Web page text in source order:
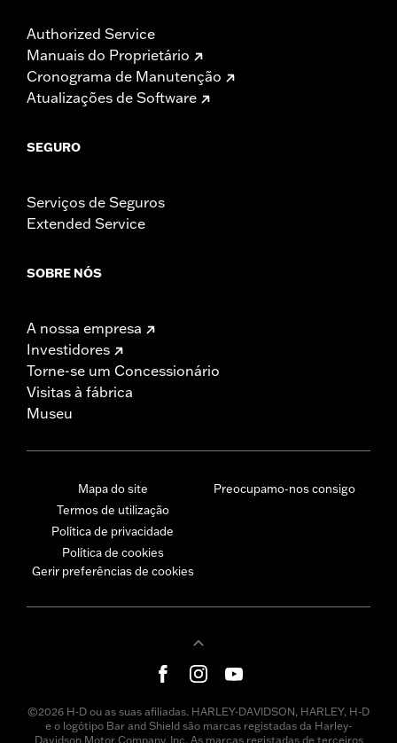
Authorized Service
Manuais do Proprietário
Cronograma de Manutenção
Atualizações de Software
SEGURO
Serviços de Seguros
Extended Service
SOBRE NÓS
A nossa empresa
Investidores
Torne-se um Concessionário
Visitas à fábrica
Museu
Mapa do site
Termos de utilização
Política de privacidade
Política de cookies
Gerir preferências de cookies
Preocupamo-nos consigo
©2026 H-D ou as suas afiliadas. HARLEY-DAVIDSON, HARLEY, H-D
e o logótipo Bar and Shield são marcas registadas da Harley-
Davidson Motor Company, Inc. As marcas registadas de terceiros